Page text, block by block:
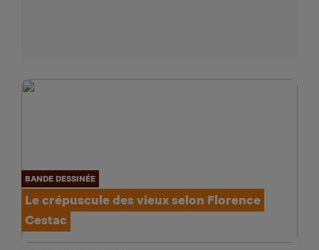
BANDE DESSINÉE
Le crépuscule des vieux selon Florence
Cestac